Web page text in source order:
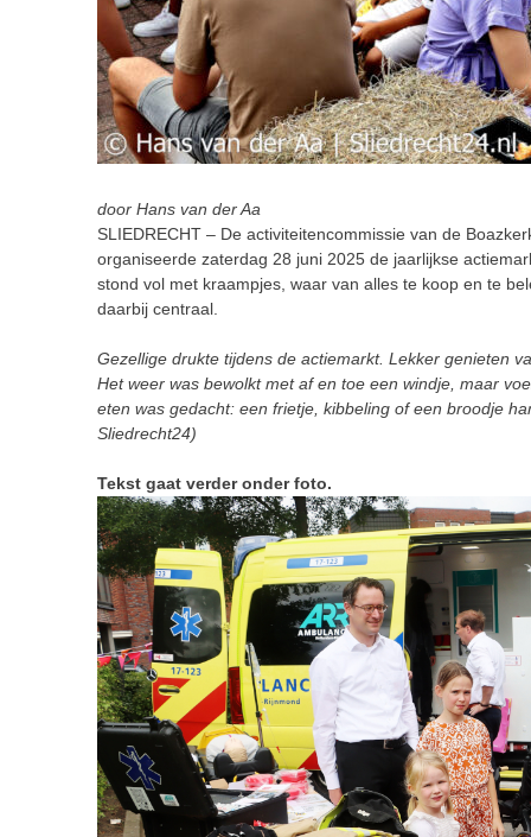
door Hans van der Aa
SLIEDRECHT – De activiteitencommissie van de
organiseerde zaterdag 28 juni 2025 de jaarlijkse
stond vol met kraampjes, waar van alles te koop en te
daarbij centraal.
Gezellige drukte tijdens de actiemarkt. Lekker genieten
Het weer was bewolkt met af en toe een windje, maar
eten was gedacht: een frietje, kibbeling of een broodje
Sliedrecht24)
Tekst gaat verder onder foto.